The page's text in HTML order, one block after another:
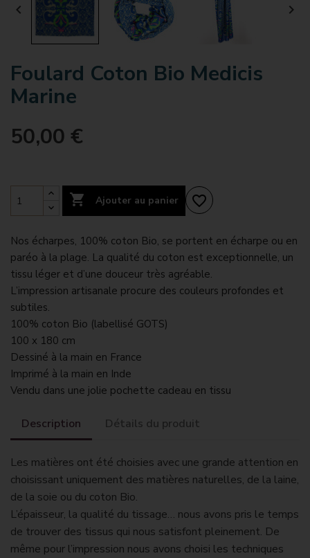
 
Foulard Coton Bio Medicis
Marine
50,00 €
 Ajouter au panier favorite_border
Nos écharpes, 100% coton Bio, se portent en écharpe ou en
paréo à la plage. La qualité du coton est exceptionnelle, un
tissu léger et d’une douceur très agréable.
L’impression artisanale procure des couleurs profondes et
subtiles.
100% coton Bio (labellisé GOTS)
100 x 180 cm
Dessiné à la main en France
Imprimé à la main en Inde
Vendu dans une jolie pochette cadeau en tissu
Description Détails du produit
Les matières ont été choisies avec une grande attention en
choisissant uniquement des matières naturelles, de la laine,
de la soie ou du coton Bio.
L’épaisseur, la qualité du tissage… nous avons pris le temps
de trouver des tissus qui nous satisfont pleinement. De
même pour l’impression nous avons choisi les techniques